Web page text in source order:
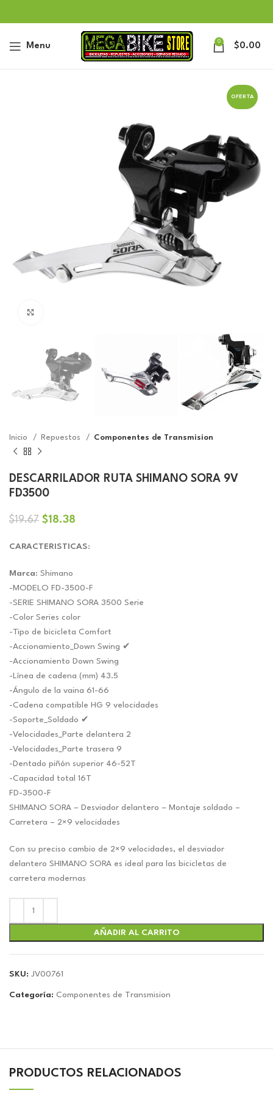
Menu 0 $0.00
OFERTA
Inicio Repuestos Componentes de Transmision
DESCARRILADOR RUTA SHIMANO SORA 9V
FD3500
$19.67 El
original
$19.67.
$18.38
actual
CARACTERISTICAS:
Marca: Shimano
-MODELO FD-3500-F
-SERIE SHIMANO SORA 3500 Serie
-Color Series color
-Tipo de bicicleta Comfort
-Accionamiento_Down Swing ✔
-Accionamiento Down Swing
-Línea de cadena (mm) 43.5
-Ángulo de la vaina 61-66
-Cadena compatible HG 9 velocidades
-Soporte_Soldado ✔
-Velocidades_Parte delantera 2
-Velocidades_Parte trasera 9
-Dentado piñón superior 46-52T
-Capacidad total 16T
FD-3500-F
SHIMANO SORA – Desviador delantero – Montaje soldado –
Carretera – 2×9 velocidades
Con su preciso cambio de 2×9 velocidades, el desviador
delantero SHIMANO SORA es ideal para las bicicletas de
carretera modernas
AÑADIR AL CARRITO
SKU: JV00761
Categoría: Componentes de Transmision
PRODUCTOS RELACIONADOS